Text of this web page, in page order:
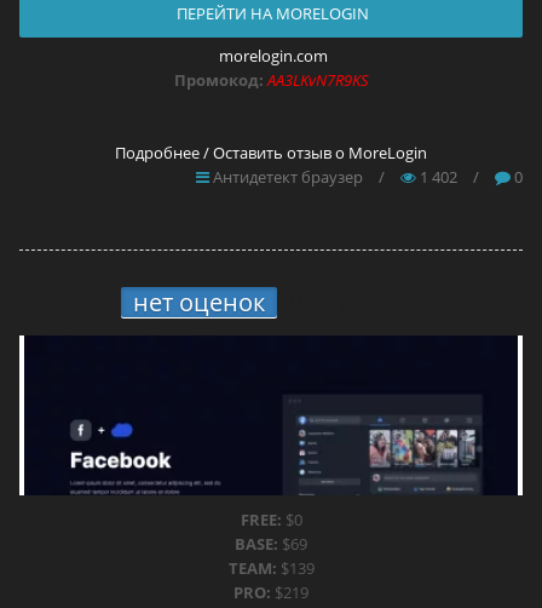
ПЕРЕЙТИ НА MORELOGIN
morelogin.com
Промокод:AA3LKvN7R9KS
Подробнее / Оставить отзыв о MoreLogin
Антидетект браузер
/ 1 402 / 0
нет оценок
FREE: $0
BASE: $69
TEAM: $139
PRO: $219